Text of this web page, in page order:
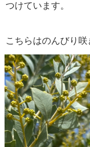
つけています。
こちらはのんびり咲